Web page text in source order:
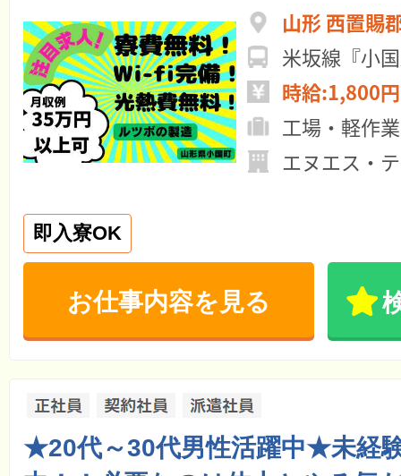
山形 西置賜
米坂線『小
時給:1,800
工場・軽作業
エヌエス・
即入寮OK
お仕事内容を見る
★20代～30代男性活躍中★未経